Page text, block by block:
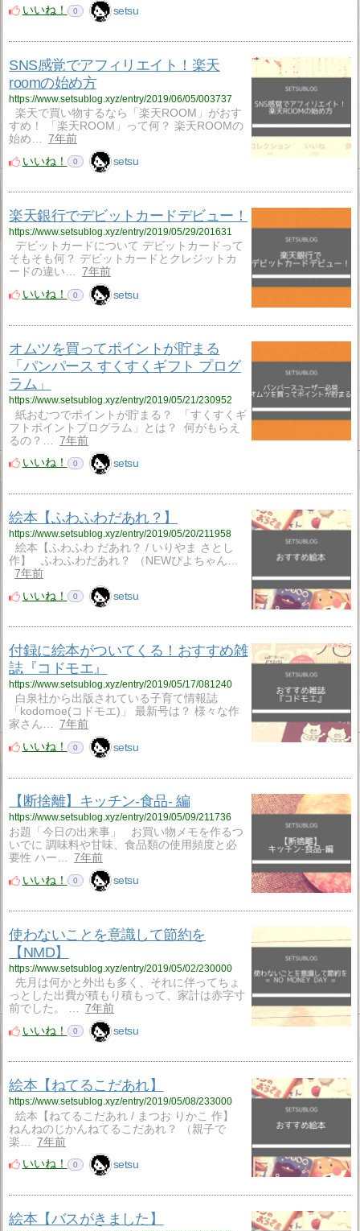
いいね！ 0 setsu
SNS感覚でアフィリエイト！楽天
roomの始め方
https://www.setsublog.xyz/entry/2019/06/05/003737
楽天で買い物するなら「楽天ROOM」がおす
すめ！ 「楽天ROOM」って何？ 楽天ROOMの
始め…
7年前
いいね！
0 setsu
楽天銀行でデビットカードデビュー！
https://www.setsublog.xyz/entry/2019/05/29/201631
デビットカードについて デビットカードって
そもそも何？ デビットカードとクレジットカ
ードの違い…
7年前
いいね！
0 setsu
オムツを買ってポイントが貯まる
「パンパース すくすくギフト プログ
ラム」
https://www.setsublog.xyz/entry/2019/05/21/230952
紙おむつでポイントが貯まる？ 「すくすくギ
フトポイントプログラム」とは？ 何がもらえ
るの？…
7年前
いいね！
0 setsu
絵本【ふわふわだあれ？】
https://www.setsublog.xyz/entry/2019/05/20/211958
絵本【ふわふわ だあれ？ / いりやま さとし
作】 ふわふわだあれ？ （NEWぴよちゃん…
7年前
いいね！
0 setsu
付録に絵本がついてくる！おすすめ雑
誌『コドモエ』
https://www.setsublog.xyz/entry/2019/05/17/081240
白泉社から出版されている子育て情報誌
「kodomoe(コドモエ)」 最新号は？ 様々な作
家さん…
7年前
いいね！
0 setsu
【断捨離】キッチン-食品- 編
https://www.setsublog.xyz/entry/2019/05/09/211736
お題「今日の出来事」 お買い物メモを作るつ
いでに 調味料や甘味、食品類の使用頻度と必
要性 ハー…
7年前
いいね！
0 setsu
使わないことを意識して節約を
【NMD】
https://www.setsublog.xyz/entry/2019/05/02/230000
先月は何かと外出も多く、それに伴ってちょ
っとした出費が積もり積もって、家計は赤字寸
前でした。 …
7年前
いいね！
0 setsu
絵本【ねてるこだあれ】
https://www.setsublog.xyz/entry/2019/05/08/233000
絵本【ねてるこだあれ / まつお りかこ 作】
ねんねのじかんねてるこだあれ？ （親子で
楽…
7年前
いいね！
0 setsu
絵本【バスがきました】